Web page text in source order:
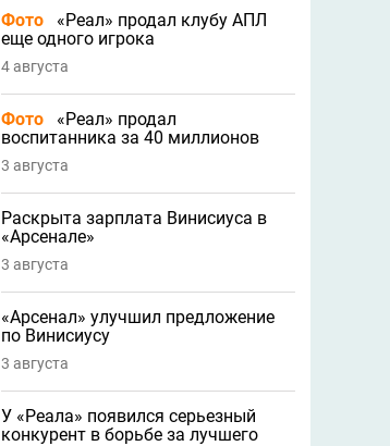
Фото
«Реал» продал клубу АПЛ
еще одного игрока
4 августа
Фото
«Реал» продал
воспитанника за 40 миллионов
3 августа
Раскрыта зарплата Винисиуса в
«Арсенале»
3 августа
«Арсенал» улучшил предложение
по Винисиусу
3 августа
У «Реала» появился серьезный
конкурент в борьбе за лучшего